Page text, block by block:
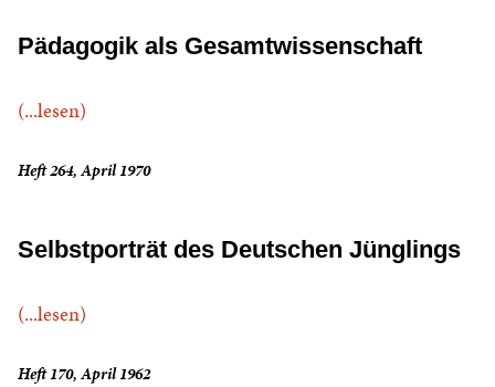
Pädagogik als Gesamtwissenschaft
(...lesen)
Heft 264, April 1970
Selbstporträt des Deutschen Jünglings
(...lesen)
Heft 170, April 1962